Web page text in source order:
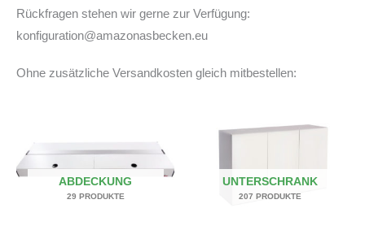
Rückfragen stehen wir gerne zur Verfügung:
konfiguration@amazonasbecken.eu
Ohne zusätzliche Versandkosten gleich mitbestellen:
ABDECKUNG
29 PRODUKTE
UNTERSCHRANK
207 PRODUKTE